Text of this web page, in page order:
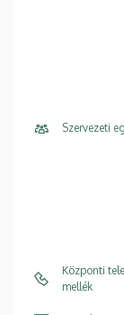
Szervezeti
Központi
mellék